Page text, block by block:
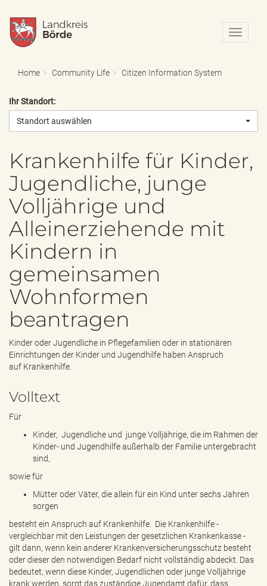
N
a
o
i
Home Community Life Citizen Information System
Ihr Standort:
Standort auswählen
Krankenhilfe für Kinder,
Jugendliche, junge
Volljährige und
Alleinerziehende mit
Kindern in
gemeinsamen
Wohnformen
beantragen
Kinder oder Jugendliche in Pflegefamilien oder in stationären
Einrichtungen der Kinder und Jugendhilfe haben Anspruch
auf Krankenhilfe.
Volltext
Für
Kinder, Jugendliche und junge Volljährige, die im Rahmen der
Kinder- und Jugendhilfe außerhalb der Familie untergebracht
sind,
sowie für
Mütter oder Väter, die allein für ein Kind unter sechs Jahren
sorgen
besteht ein Anspruch auf Krankenhilfe. Die Krankenhilfe -
vergleichbar mit den Leistungen der gesetzlichen Krankenkasse -
gilt dann, wenn kein anderer Krankenversicherungsschutz besteht
oder dieser den notwendigen Bedarf nicht vollständig abdeckt. Das
bedeutet, wenn ​​​​​​​ diese Kinder, Jugendlichen oder junge Volljährige
krank werden, sorgt das zuständige Jugendamt dafür, dass